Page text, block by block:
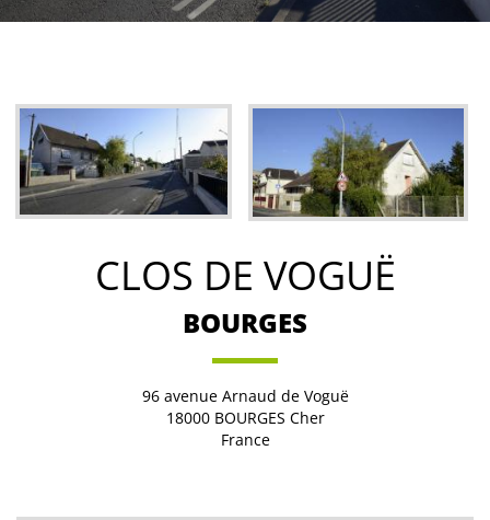
CLOS DE VOGUË
BOURGES
96 avenue Arnaud de Voguë
18000 BOURGES Cher
France